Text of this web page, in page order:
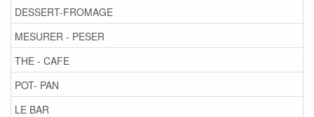
DESSERT-FROMAGE
MESURER - PESER
THE - CAFE
POT- PAN
LE BAR